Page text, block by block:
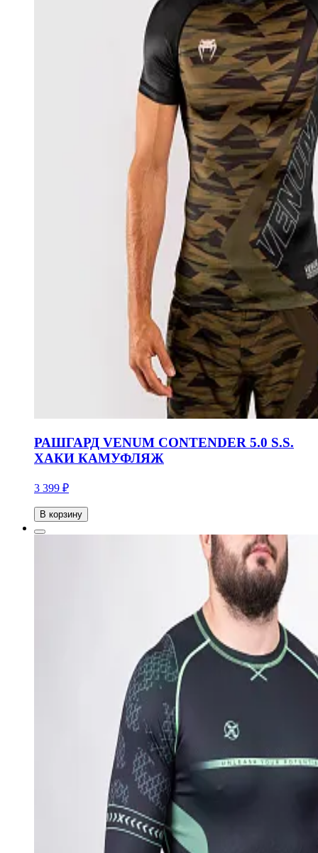
РАШГАРД VENUM CONTENDER 5.0 S.S.
ХАКИ КАМУФЛЯЖ
3 399 ₽
В корзину